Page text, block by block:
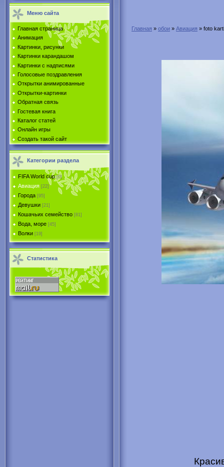
Меню сайта
Главная страница
Анимация
Картинки, рисунки
Картинки карандашом
Картинки с надписями
Голосовые поздравления
Открытки анимированные
Открытки-картинки
Обратная связь
Гостевая книга
Каталог статей
Онлайн игры
Создать такой сайт
Категории раздела
FIFA World cup [0]
Авиация [22]
Города [95]
Девушки [21]
Кошачьих семейство [81]
Вода, море [45]
Волки [19]
Статистика
Главная » обои » Авиация » foto